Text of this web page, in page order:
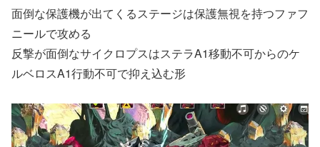
面倒な保護機が出てくるステージは保護無視を持つファフ
ニールで攻める
反撃が面倒なサイクロプスはステラA1移動不可からのケ
ルベロスA1行動不可で抑え込む形